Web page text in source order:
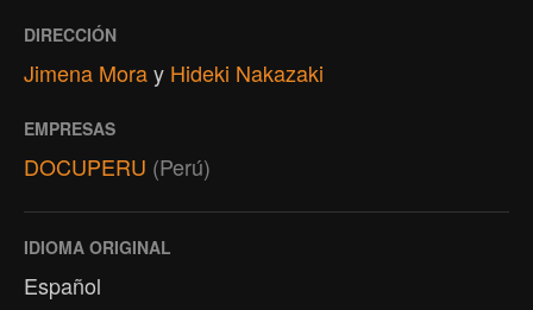
DIRECCIÓN
Jimena Moray Hideki Nakazaki
EMPRESAS
DOCUPERU (Perú)
IDIOMA ORIGINAL
Español